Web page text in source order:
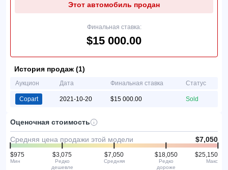
Этот автомобиль продан
Финальная ставка:
$15 000.00
История продаж (1)
Аукцион Дата Финальная ставка Статус
Copart 2021-10-20 $15 000.00 Sold
Оценочная стоимость
Средняя цена продажи этой модели $7,050
$975
Мин
$3,075
Редко
дешевле
$7,050
Средняя
$18,050
Редко
дороже
$25,150
Макс